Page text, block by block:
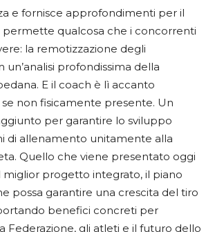
e fornisce approfondimenti per il
qualcosa che i concorrenti
la remotizzazione degli
un’analisi profondissima della
E il coach è lì accanto
se non fisicamente presente. Un
per garantire lo sviluppo
di allenamento unitamente alla
Quello che viene presentato oggi
miglior progetto integrato, il piano
possa garantire una crescita del tiro
benefici concreti per
Federazione, gli atleti e il futuro dello